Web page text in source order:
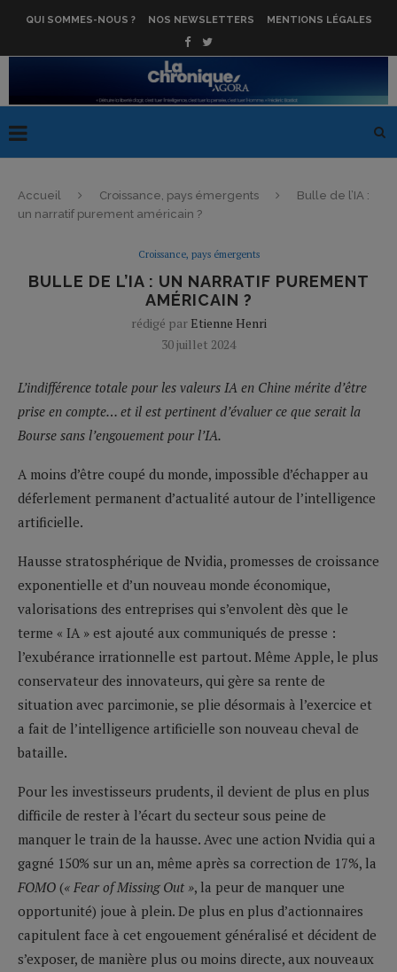
QUI SOMMES-NOUS ? NOS NEWSLETTERS MENTIONS LÉGALES
Accueil Croissance, pays émergents
Bulle de l’IA :
un narratif purement américain ?
Croissance, pays émergents
BULLE DE L’IA : UN NARRATIF PUREMENT
AMÉRICAIN ?
rédigé par Etienne Henri
30 juillet 2024
L’indifférence totale pour les valeurs IA en Chine mérite d’être
prise en compte… et il est pertinent d’évaluer ce que serait la
Bourse sans l’engouement pour l’IA.
A moins d’être coupé du monde, impossible d’échapper au
déferlement permanent d’actualité autour de l’intelligence
artificielle.
Hausse stratosphérique de Nvidia, promesses de croissance
exponentielle et d’un nouveau monde économique,
valorisations des entreprises qui s’envolent dès que le
terme « IA » est ajouté aux communiqués de presse :
l’exubérance irrationnelle est partout. Même Apple, le plus
conservateur des innovateurs, qui gère sa rente de
situation avec parcimonie, se plie désormais à l’exercice et
a fait de l’intelligence artificielle son nouveau cheval de
bataille.
Pour les investisseurs prudents, il devient de plus en plus
difficile de rester à l’écart du secteur sous peine de
manquer le train de la hausse. Avec une action Nvidia qui a
gagné 150% sur un an, même après sa correction de 17%, la
FOMO (« Fear of Missing Out », la peur de manquer une
opportunité) joue à plein. De plus en plus d’actionnaires
capitulent face à cet engouement généralisé et décident de
s’exposer, de manière plus ou moins directe, aux nouveaux